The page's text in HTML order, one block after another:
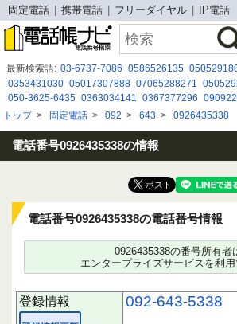
固定電話 携帯電話 フリーダイヤル IP電話
最新検索語: 03-6737-7086 0586526135
0353431030 05017307888 07065288271
050-3625-6435 0363034141 0367377296
0120777956 09075731428 0800 500 9530 080-
03-6737-7073 0677130838 050-3185-6551
08070224613
トップ> 固定電話 > 092 > 643 > 0926435338
電話番号0926435338の情報
電話番号0926435338の電話番号情報
0926435338の番号所有者
エンタープライズサービスを利
登録情報 092-643-5338